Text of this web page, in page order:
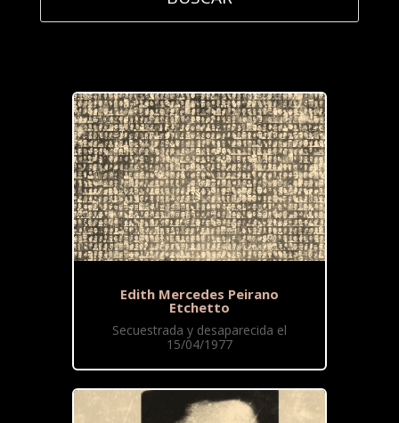
Edith Mercedes Peirano
Etchetto
Secuestrada y desaparecida el
15/04/1977